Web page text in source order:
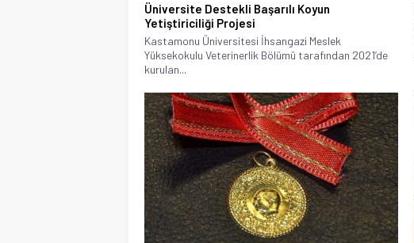
Üniversite Destekli Başarılı Koyun
Yetiştiriciliği Projesi
Kastamonu Üniversitesi İhsangazi Meslek
Yüksekokulu Veterinerlik Bölümü tarafından 2021’de
kurulan...